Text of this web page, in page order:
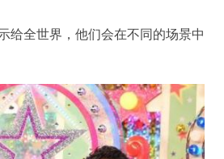
给全世界，他们会在不同的场景中